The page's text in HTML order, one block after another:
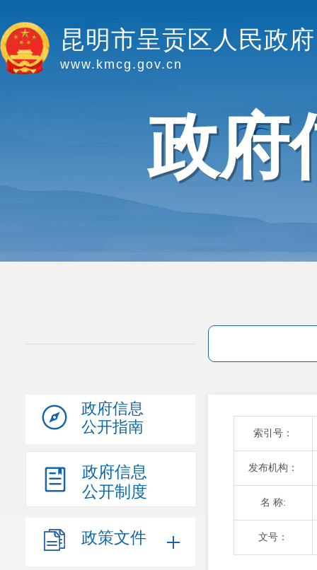
昆明市呈贡区人民政府
www.kmcg.gov.cn
政府
政府信息
公开指南
政府信息
公开制度
政策文件
索引号：
发布机构：
名 称:
文号：